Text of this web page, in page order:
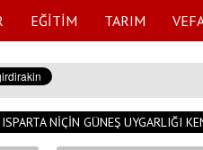
EĞİTİM TARIM
ISPARTA NİÇİN GÜNEŞ UYGARLIĞI